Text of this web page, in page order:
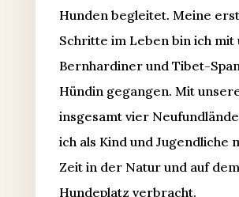
Hunden begleitet. Meine
Schritte im Leben bin ich
Bernhardiner und Tibet-
Hündin gegangen. Mit
insgesamt vier
ich als Kind und Jugendliche
Zeit in der Natur und auf dem
Hundeplatz verbracht.